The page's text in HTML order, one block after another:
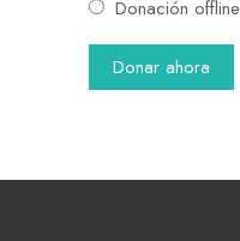
Donación offline